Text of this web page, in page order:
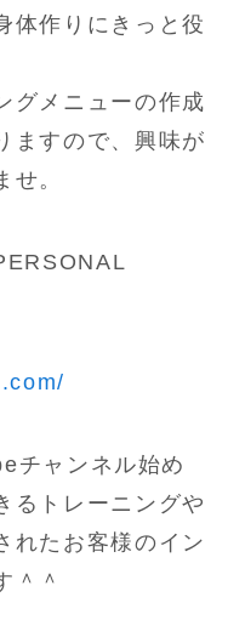
体作りにきっと役
グメニューの作成
ますので、興味が
せ。
チャンネル始め
るトレーニングや
れたお客様のイン
＾＾